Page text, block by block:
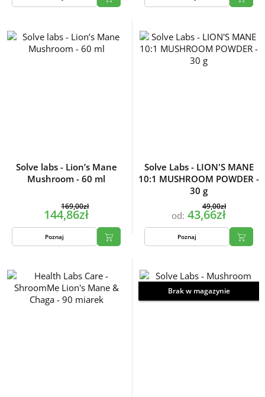
Solve labs - Lion’s Mane
Mushroom - 60 ml
169,00zł
144,86zł
Poznaj
Solve Labs - LION'S MANE
10:1 MUSHROOM POWDER -
30 g
od:
49,00zł
43,66zł
Poznaj
Brak w magazynie